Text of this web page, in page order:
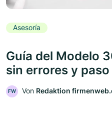
Asesoría
Guía del Modelo
sin errores y paso
FW Von Redaktion